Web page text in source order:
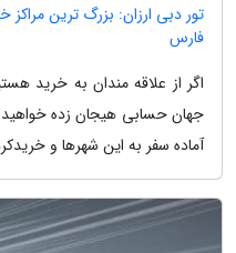
تور دبی ارزان: بزرگ ترین مراکز
فارس
اگر از علاقه مندان به خرید
جهان حسابی هیجان زده خواهید
آماده سفر به این شهرها و